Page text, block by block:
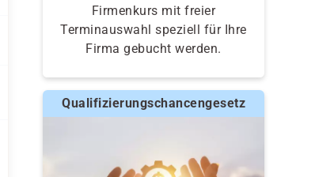
Firmenkurs mit freier
Terminauswahl speziell für Ihre
Firma gebucht werden.
Qualifizierungschancengesetz